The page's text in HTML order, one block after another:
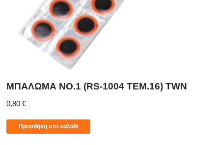
ΜΠΑΛΩΜΑ NO.1 (RS-1004 TEM.16) TWN
0,80 €
Προσθήκη στο καλάθι